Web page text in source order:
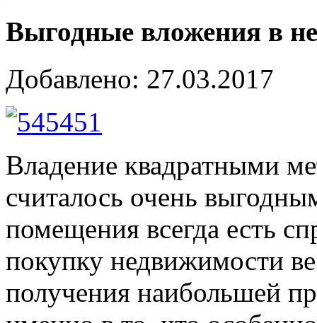
Выгодные вложения в
Добавлено: 27.03.2017
Владение квадратными
считалось очень
помещения всегда есть
покупку недвижимости
получения наибольшей